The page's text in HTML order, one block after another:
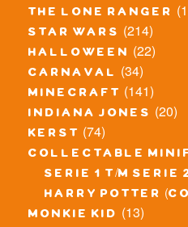
the lone ranger
star wars (214)
halloween (22)
carnaval (34)
minecraft (141)
indiana jones (20)
kerst (74)
collectable
serie 1 t/m serie
harry potter
monkie kid (13)